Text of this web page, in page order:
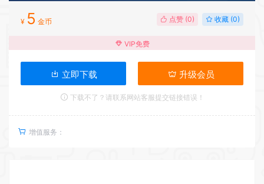
¥ 5 金币 点赞 (0) 收藏 (0)
VIP免费
立即下载 升级会员
下载不了？请联系网站客服提交链接错误！
增值服务：